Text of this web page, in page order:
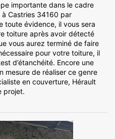
importante dans le cadre
à Castries 34160 par
toute évidence, il vous sera
toiture après avoir détecté
vous aurez terminé de faire
pour votre toiture, il
d’étanchéité. Encore une
mesure de réaliser ce genre
en couverture, Hérault
projet.